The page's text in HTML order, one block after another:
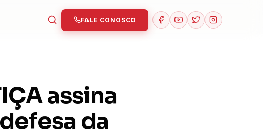
FALE CONOSCO
assina
da